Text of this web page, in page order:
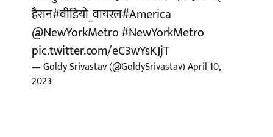
हैरान#वीडियो_वायरल#America
@NewYorkMetro#NewYorkMetro
pic.twitter.com/eC3wYsKJjT
— Goldy Srivastav (@GoldySrivastav)April 10,
2023